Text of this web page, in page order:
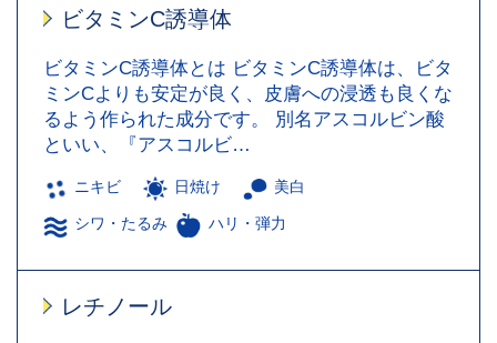
ビタミンC誘導体
ビタミンC誘導体とは ビタミンC誘導体は、ビタ
ミンCよりも安定が良く、皮膚への浸透も良くな
るよう作られた成分です。 別名アスコルビン酸
といい、『アスコルビ…
ニキビ 日焼け 美白
シワ・たるみ ハリ・弾力
レチノール